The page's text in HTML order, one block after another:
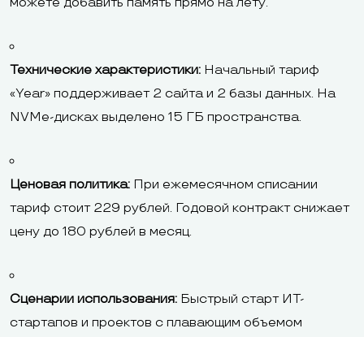
Технические характеристики: Начальный тариф
«Year» поддерживает 2 сайта и 2 базы данных. На
NVMe-дисках выделено 15 ГБ пространства.
Ценовая политика: При ежемесячном списании
тариф стоит 229 рублей. Годовой контракт снижает
цену до 180 рублей в месяц.
Сценарии использования: Быстрый старт ИТ-
стартапов и проектов с плавающим объемом